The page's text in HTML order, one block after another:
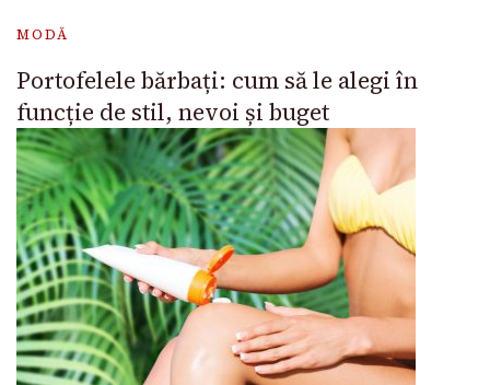
MODĂ
Portofelele bărbați: cum să le alegi în
funcție de stil, nevoi și buget